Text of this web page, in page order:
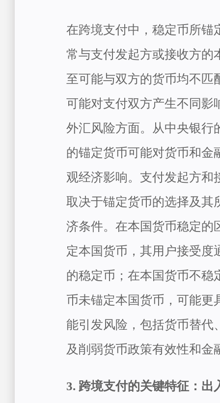
在跨境支付中，稳定币所锚
常与支付发起方或接收方的
至可能与双方的货币均不匹
可能对支付双方产生不同影
外汇风险方面。从中央银行
的锚定货币可能对货币和金
观经济影响。支付发起方和
取决于锚定货币的选择及其
济条件。在本国货币稳定的
定本国货币，其用户接受度
的稳定币；在本国货币不稳
币未锚定本国货币，可能更
能引发风险，包括货币替代
及削弱货币政策有效性和金
3. 跨境支付的关键特征：出